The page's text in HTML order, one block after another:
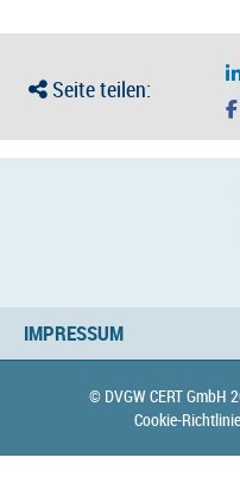
Seite teilen:
IMPRESSUM
© DVGW CERT GmbH
Cookie-